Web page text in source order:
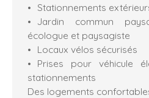
Stationnements
Jardin commun
écologue et paysagiste
Locaux vélos sécurisés
Prises pour véhicule
stationnements
Des logements